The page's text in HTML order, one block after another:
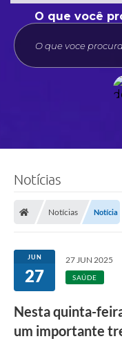
O
Notícias
Notícias Notícia
JUN
27
27 JUN 2025
SAÚDE
Nesta quinta-
um importante